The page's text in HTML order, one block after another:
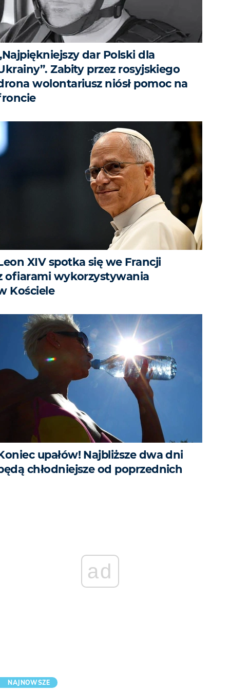
dar Polski dla
Zabity przez rosyjskiego
wolontariusz niósł pomoc na
XIV spotka się we Francji
ofiarami wykorzystywania
Kościele
upałów! Najbliższe dwa dni
chłodniejsze od poprzednich
ad
NAJNOWSZE